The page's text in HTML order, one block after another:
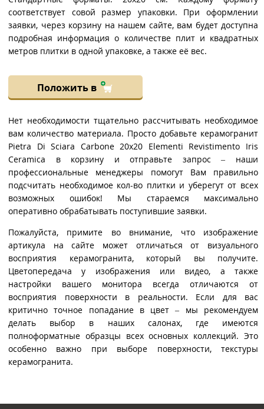
соответствует совой размер упаковки. При оформлении
заявки, через корзину на нашем сайте, вам будет доступна
подробная информация о количестве плит и квадратных
метров плитки в одной упаковке, а также её вес.
Положить в
Нет необходимости тщательно рассчитывать необходимое
вам количество материала. Просто добавьте керамогранит
Pietra Di Sciara Carbone 20x20 Elementi Revistimento Iris
Ceramica в корзину и отправьте запрос – наши
профессиональные менеджеры помогут Вам правильно
подсчитать необходимое кол-во плитки и уберегут от всех
возможных ошибок! Мы стараемся максимально
оперативно обрабатывать поступившие заявки.
Пожалуйста, примите во внимание, что изображение
артикула на сайте может отличаться от визуального
восприятия керамогранита, который вы получите.
Цветопередача у изображения или видео, а также
настройки вашего монитора всегда отличаются от
восприятия поверхности в реальности. Если для вас
критично точное попадание в цвет – мы рекомендуем
делать выбор в наших салонах, где имеются
полноформатные образцы всех основных коллекций. Это
особенно важно при выборе поверхности, текстуры
керамогранита.